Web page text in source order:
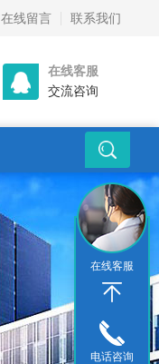
在线留言 联系我们
在线客服
交流咨询
在线客服
电话咨询